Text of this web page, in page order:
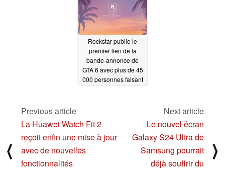
Rockstar publie le
premier lien de la
bande-annonce de
GTA 6 avec plus de 45
000 personnes faisant
⟨
Previous article
La Huawei Watch Fit 2
reçoit enfin une mise à jour
avec de nouvelles
fonctionnalités
Next article
Le nouvel écran
Galaxy S24 Ultra de
Samsung pourrait
déjà souffrir du
⟩